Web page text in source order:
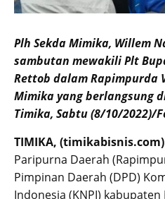
Plh Sekda Mimika, Willem
sambutan mewakili Plt
Rettob dalam Rapimpurda
Mimika yang berlangsung
Timika, Sabtu (8/10/2022)/
TIMIKA, (timikabisnis.com)
Paripurna Daerah
Pimpinan Daerah (DPD)
Indonesia (KNPI)